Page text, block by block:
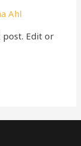
Ahl
post. Edit or